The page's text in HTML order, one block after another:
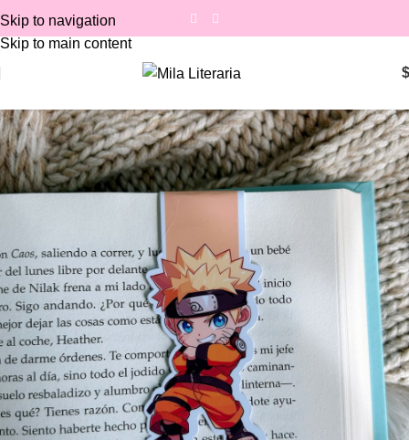
Skip to navigation
Skip to main content
$